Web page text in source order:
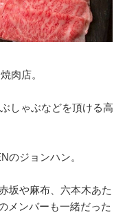
肉店。
しゃぶなどを頂ける高
のジョンハン。
坂や麻布、六本木あた
メンバーも一緒だった